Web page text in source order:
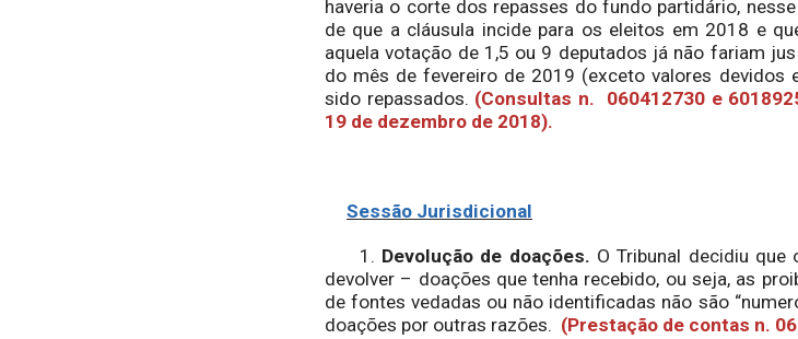
haveria o corte dos repasses do fundo partidário,
de que a cláusula incide para os eleitos em 2018 e
aquela votação de 1,5 ou 9 deputados já não fariam
do mês de fevereiro de 2019 (exceto valores devidos
sido repassados. (Consultas n. 060412730 e
19 de dezembro de 2018).
Sessão Jurisdicional
1. Devolução de doações. O Tribunal decidiu
devolver – doações que tenha recebido, ou seja, as
de fontes vedadas ou não identificadas não são
doações por outras razões. (Prestação de contas n.